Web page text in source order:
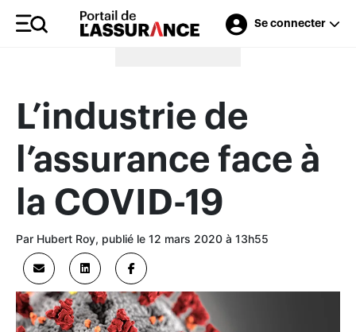
Se connecter
Merci à nos annonceurs
L’industrie de
l’assurance face à
la COVID-19
Par Hubert Roy, publié le 12 mars 2020 à 13h55